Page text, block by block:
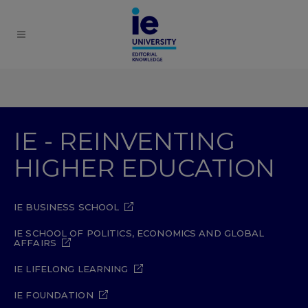
IE - REINVENTING
HIGHER EDUCATION
IE BUSINESS SCHOOL
IE SCHOOL OF POLITICS, ECONOMICS AND GLOBAL
AFFAIRS
IE LIFELONG LEARNING
IE FOUNDATION